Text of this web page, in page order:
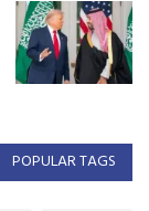
POPULAR TAGS